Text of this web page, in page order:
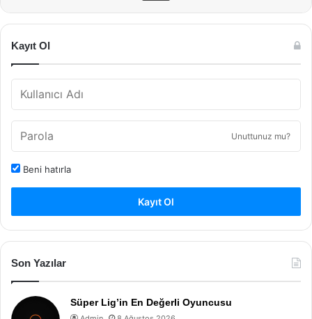
Kayıt Ol
Unuttunuz mu?
Beni hatırla
Kayıt Ol
Son Yazılar
Süper Lig’in En Değerli Oyuncusu